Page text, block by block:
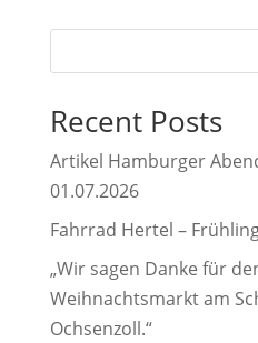
Recent Posts
Artikel Hamburger
01.07.2026
Fahrrad Hertel –
„Wir sagen Danke für
Weihnachtsmarkt am
Ochsenzoll.“